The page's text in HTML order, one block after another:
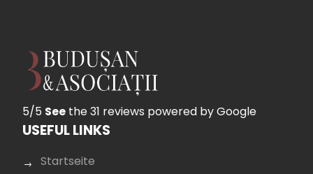
5/5 See the 31 reviews powered by Google
USEFUL LINKS
Startseite